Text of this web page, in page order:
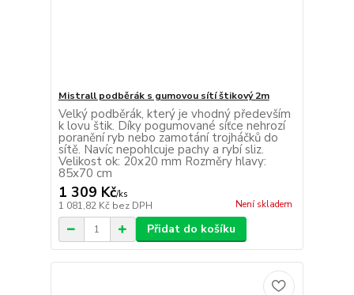
Mistrall podběrák s gumovou sítí štikový 2m
Velký podběrák, který je vhodný především
k lovu štik. Díky pogumované síťce nehrozí
poranění ryb nebo zamotání trojháčků do
sítě. Navíc nepohlcuje pachy a rybí sliz.
Velikost ok: 20x20 mm Rozměry hlavy:
85x70 cm
1 309 Kč/ks
1 081,82 Kč bez DPH Není skladem
Přidat do košíku